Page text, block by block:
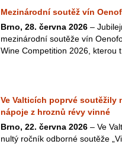
Mezinárodní soutěž vín
Brno, 28. června 2026 –
mezinárodní soutěže vín
Wine Competition 2026, kterou
Ve Valticích poprvé soutěžily
nápoje z hroznů révy vinné
Brno, 22. června 2026 – Ve
nultý ročník odborné soutěže